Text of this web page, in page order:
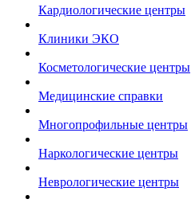
Кардиологические центры
Клиники ЭКО
Косметологические центры
Медицинские справки
Многопрофильные центры
Наркологические центры
Неврологические центры